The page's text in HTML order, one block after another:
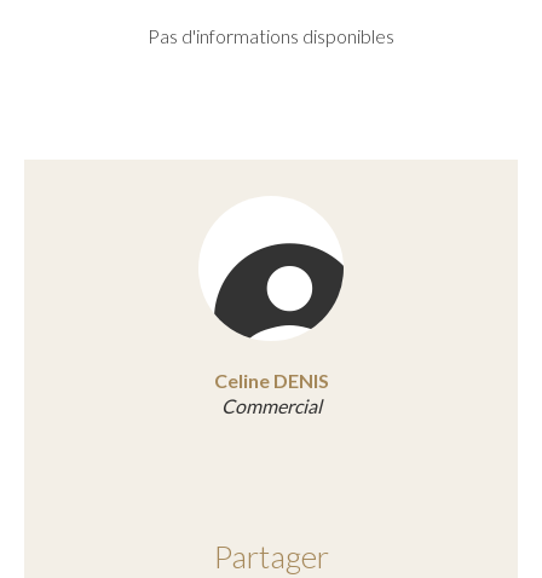
Pas d'informations disponibles
Celine DENIS
Commercial
Partager